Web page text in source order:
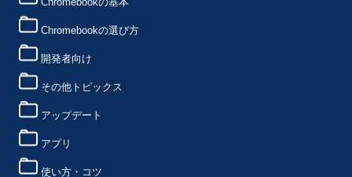
Chromebookの選び方
開発者向け
その他トピックス
アップデート
アプリ
使い方・コツ